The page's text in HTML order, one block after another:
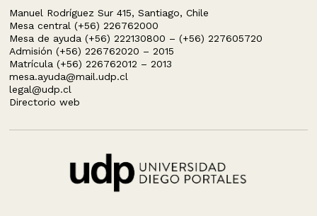
Manuel Rodríguez Sur 415, Santiago, Chile
Mesa central (+56) 226762000
Mesa de ayuda (+56) 222130800 – (+56) 227605720
Admisión (+56) 226762020 – 2015
Matrícula (+56) 226762012 – 2013
mesa.ayuda@mail.udp.cl
legal@udp.cl
Directorio web